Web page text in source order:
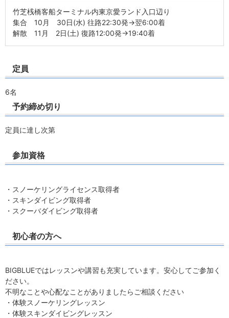
竹芝桟橋客船ターミナル内東京愛ランド入口辺り
集合 10月 30日(水) 往路22:30発→翌6:00着
解散 11月 2日(土) 復路12:00発→19:40着
定員
6名
予約締め切り
定員に達し次第
参加資格
・スノーケリングライセンス取得者
・スキンダイビング取得者
・スクーバダイビング取得者
初心者の方へ
BIGBLUEではレッスンや講習も充実しています。安心してご参加く
ださい。
不明なことや心配なことがありましたらご相談ください
・体験スノーケリングレッスン
・体験スキンダイビングレッスン